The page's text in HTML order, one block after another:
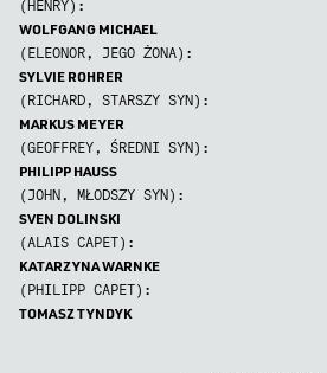
(HENRY):
WOLFGANG MICHAEL
(ELEONOR, JEGO ŻONA):
SYLVIE ROHRER
(RICHARD, STARSZY SYN):
MARKUS MEYER
(GEOFFREY, ŚREDNI SYN):
PHILIPP HAUSS
(JOHN, MŁODSZY SYN):
SVEN DOLINSKI
(ALAIS CAPET):
KATARZYNA WARNKE
(PHILIPP CAPET):
TOMASZ TYNDYK